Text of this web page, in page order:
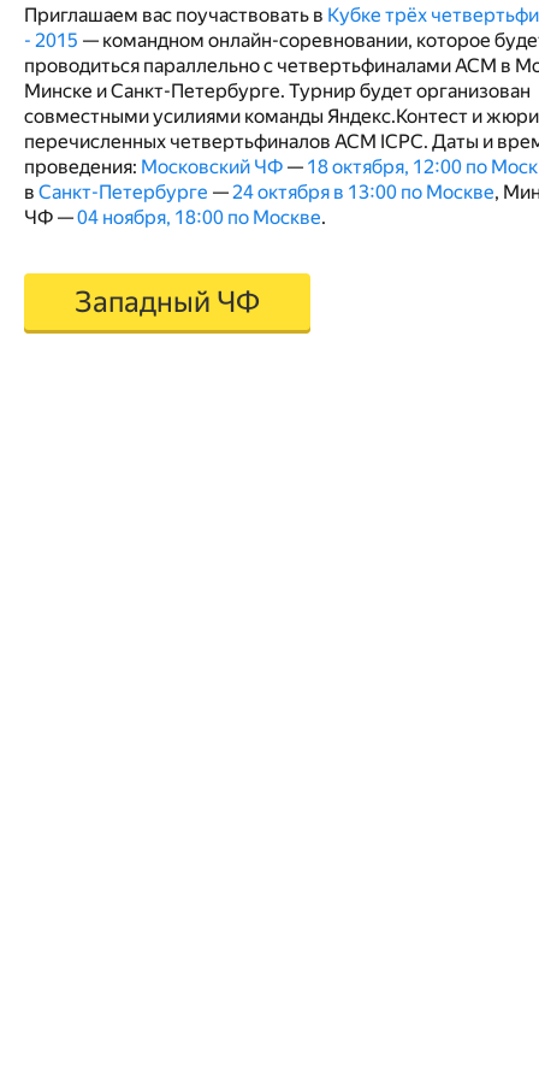
Приглашаем вас поучаствовать в Кубке трёх
- 2015 — командном онлайн-соревновании, которое
проводиться параллельно с четвертьфиналами ACM в
Минске и Санкт-Петербурге. Турнир будет организован
совместными усилиями команды Яндекс.Контест и жюри
перечисленных четвертьфиналов ACM ICPC. Даты и
проведения: Московский ЧФ — 18 октября, 12:00 по
в Санкт-Петербурге —24 октября в 13:00 по Москве,
ЧФ —04 ноября, 18:00 по Москве.
Западный ЧФ